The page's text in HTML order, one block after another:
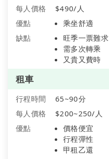
每人價格
$490/人
優點
乘坐舒適
缺點
旺季一票難求
需多次轉乘
又貴又費時
租車
行程時間
65~90分
每人價格
$200~250/人
優點
價格便宜
行程彈性
甲租乙還